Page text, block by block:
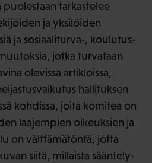
puolestaan tarkastelee
ja yksilöiden
ja sosiaaliturva‑, koulutus‑
jotka turvataan
olevissa artikloissa,
hallituksen
kohdissa, joita komitea on
laajempien oikeuksien ja
on välttämätöntä, jotta
siitä, millaista sääntely‑